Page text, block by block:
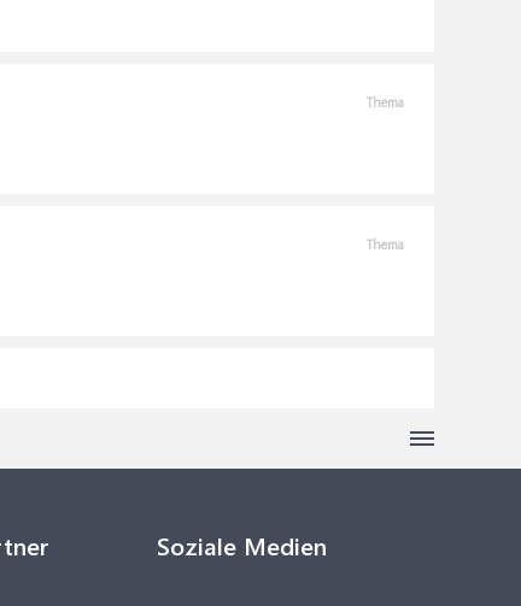
Thema
Thema
Soziale Medien